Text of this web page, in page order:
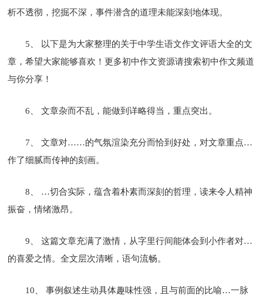
析不透彻，挖掘不深，事件潜含的道理未能深刻地体现。
5、 以下是为大家整理的关于中学生语文作文评语大全的文
章，希望大家能够喜欢！更多初中作文资源请搜索初中作文频道
与你分享！
6、 文章杂而不乱，能做到详略得当，重点突出。
7、 文章对……的气氛渲染充分而恰到好处，对文章重点…
作了细腻而传神的刻画。
8、 …切合实际，蕴含着朴素而深刻的哲理，读来令人精神
振奋，情绪激昂。
9、 这篇文章充满了激情，从字里行间能体会到小作者对…
的喜爱之情。全文层次清晰，语句流畅。
10、 事例叙述生动具体趣味性强，且与前面的比喻…一脉